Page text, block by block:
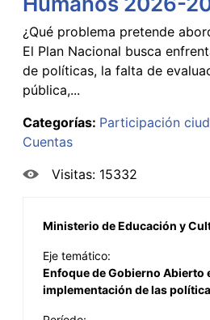
¿Qué problema pretende
El Plan Nacional busca
de políticas, la falta de
pública,...
Categorías: Participación
Cuentas
Visitas: 15332
Ministerio de Educación y
Eje temático:
Enfoque de Gobierno Abierto
implementación de las